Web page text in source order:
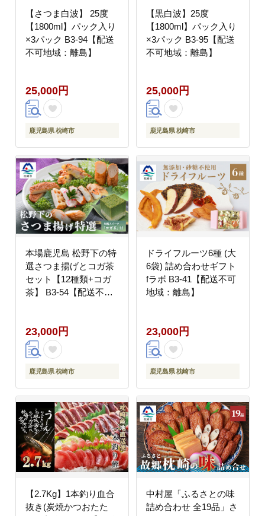
【さつま白波】 25度
【1800ml】パック入り
×3パック B3-94【配送
不可地域：離島】
25,000円
鹿児島県 枕崎市
【黒白波】25度
【1800ml】パック入り
×3パック B3-95【配送
不可地域：離島】
25,000円
鹿児島県 枕崎市
本場鹿児島 松野下の特
選さつま揚げとコガ茶
セット【12種類+コガ
茶】 B3-54【配送不可
23,000円
鹿児島県 枕崎市
ドライフルーツ6種 (大
6袋) 詰め合わせギフト
fラボ B3-41【配送不可
地域：離島】
23,000円
鹿児島県 枕崎市
【2.7Kg】1本釣り血合
抜き(炭焼かつおたた
中村屋「ふるさとの味
詰め合わせ 全19品」さ